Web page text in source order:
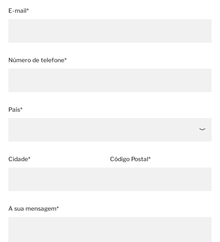
E-mail*
Número de telefone*
País*
Cidade* Código Postal*
A sua mensagem*